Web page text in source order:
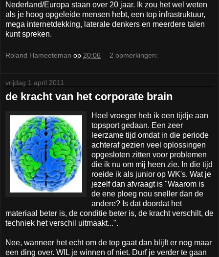
Nederland/Europa staan over 20 jaar. Ik zou het wel weten
als je hoog opgeleide mensen hebt, een top infrastruktuur,
mega internetdekking, laterale denkers en meerdere talen
kunt spreken.
Roland Hameeteman op 20:06 2 opmerkingen:
vrijdag 1 april 2011
de kracht van het corporate brain
Heel vroeger heb ik een tijdje aan
topsport gedaan. Een zeer
leerzame tijd omdat in die periode
achteraf gezien veel oplossingen
opgesloten zitten voor problemen
die ik nu om mij heen zie. In die tijd
roeide ik als junior op WK's. Wat je
jezelf dan afvraagt is "Waarom is
de ene ploeg nou sneller dan de
andere? Is dat doordat het
materiaal beter is, de conditie beter is, de kracht verschilt, de
techniek het verschil uitmaakt...".
Nee, wanneer het echt om de top gaat dan blijft er nog maar
een ding over. WIL je winnen of niet. Durf je verder te gaan